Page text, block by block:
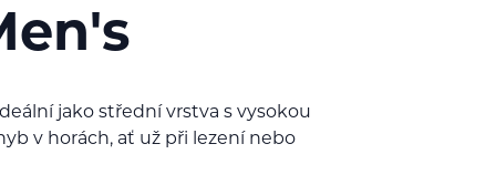
jako střední vrstva s vysokou
v horách, ať už při lezení nebo